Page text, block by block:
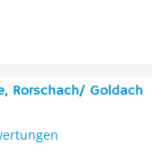
Rorschach/ Goldach